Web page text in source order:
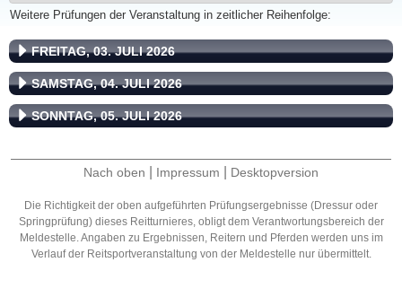
Weitere Prüfungen der Veranstaltung in zeitlicher Reihenfolge:
FREITAG, 03. JULI 2026
SAMSTAG, 04. JULI 2026
SONNTAG, 05. JULI 2026
Nach oben Impressum Desktopversion
Die Richtigkeit der oben aufgeführten Prüfungsergebnisse (Dressur oder
Springprüfung) dieses Reitturnieres, obligt dem Verantwortungsbereich der
Meldestelle. Angaben zu Ergebnissen, Reitern und Pferden werden uns im
Verlauf der Reitsportveranstaltung von der Meldestelle nur übermittelt.